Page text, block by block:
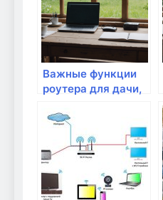
Важные функции
роутера для дачи,
знать